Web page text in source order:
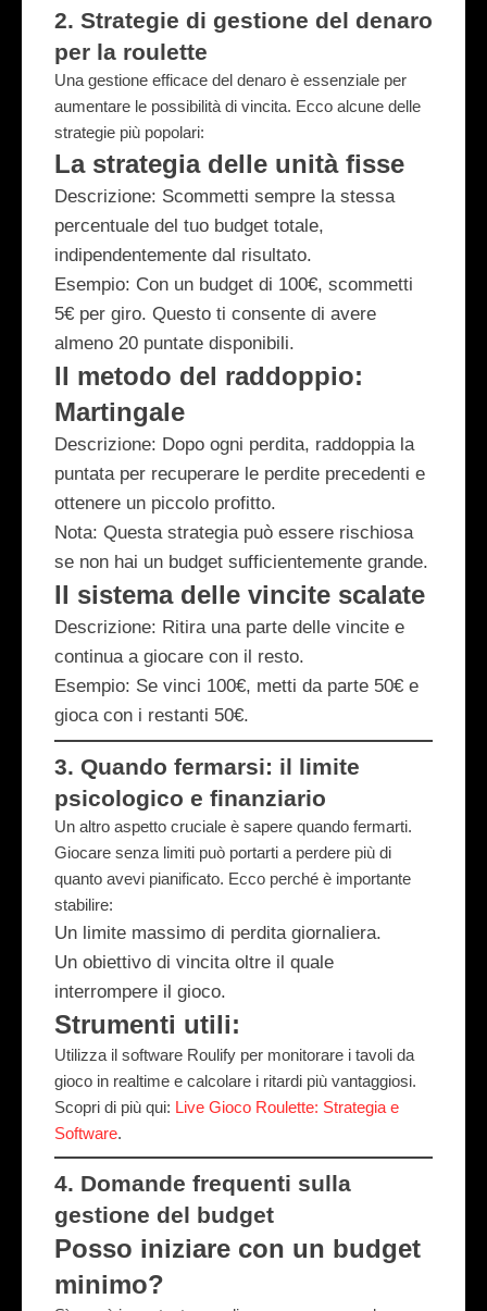
2. Strategie di gestione del denaro
per la roulette
Una gestione efficace del denaro è essenziale per
aumentare le possibilità di vincita. Ecco alcune delle
strategie più popolari:
La strategia delle unità fisse
Descrizione: Scommetti sempre la stessa
percentuale del tuo budget totale,
indipendentemente dal risultato.
Esempio: Con un budget di 100€, scommetti
5€ per giro. Questo ti consente di avere
almeno 20 puntate disponibili.
Il metodo del raddoppio:
Martingale
Descrizione: Dopo ogni perdita, raddoppia la
puntata per recuperare le perdite precedenti e
ottenere un piccolo profitto.
Nota: Questa strategia può essere rischiosa
se non hai un budget sufficientemente grande.
Il sistema delle vincite scalate
Descrizione: Ritira una parte delle vincite e
continua a giocare con il resto.
Esempio: Se vinci 100€, metti da parte 50€ e
gioca con i restanti 50€.
3. Quando fermarsi: il limite
psicologico e finanziario
Un altro aspetto cruciale è sapere quando fermarti.
Giocare senza limiti può portarti a perdere più di
quanto avevi pianificato. Ecco perché è importante
stabilire:
Un limite massimo di perdita giornaliera.
Un obiettivo di vincita oltre il quale
interrompere il gioco.
Strumenti utili:
Utilizza il software Roulify per monitorare i tavoli da
gioco in realtime e calcolare i ritardi più vantaggiosi.
Scopri di più qui: Live Gioco Roulette: Strategia e
Software.
4. Domande frequenti sulla
gestione del budget
Posso iniziare con un budget
minimo?